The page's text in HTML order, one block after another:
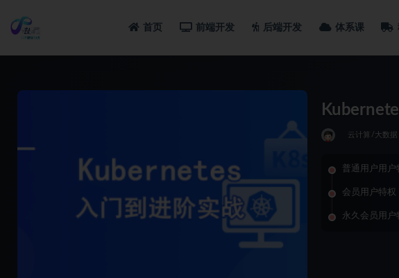
首页 前端开发 后端开发 体系课
云计算/大数据
普通用户用户
会员用户特权
永久会员用户